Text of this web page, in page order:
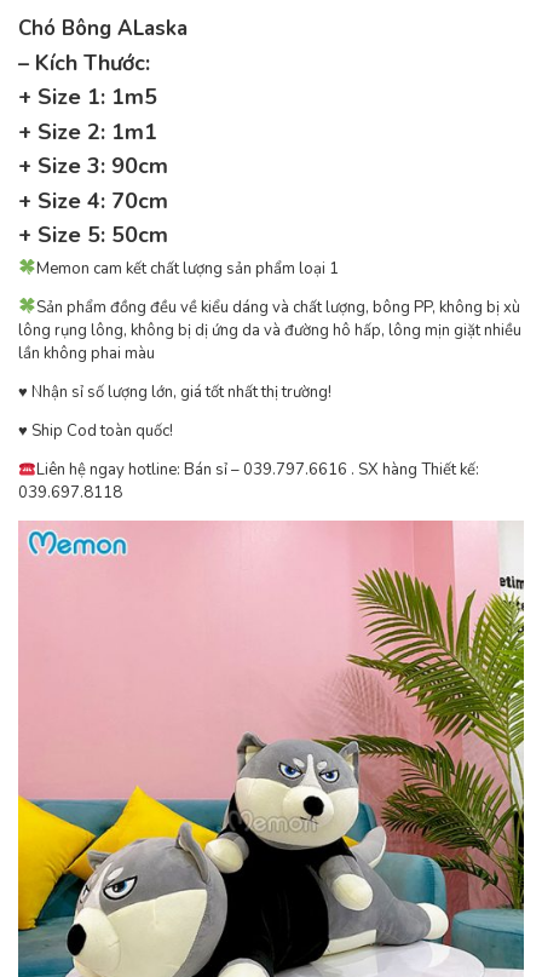
Chó Bông ALaska
– Kích Thước:
+ Size 1: 1m5
+ Size 2: 1m1
+ Size 3: 90cm
+ Size 4: 70cm
+ Size 5: 50cm
Memon cam kết chất lượng sản phẩm loại 1
Sản phẩm đồng đều về kiểu dáng và chất lượng, bông PP, không bị xù
lông rụng lông, không bị dị ứng da và đường hô hấp, lông mịn giặt nhiều
lần không phai màu
♥ ️Nhận sỉ số lượng lớn, giá tốt nhất thị trường!
♥ ️Ship Cod toàn quốc!
Liên hệ ngay hotline: Bán sỉ – 039.797.6616 . SX hàng Thiết kế:
039.697.8118